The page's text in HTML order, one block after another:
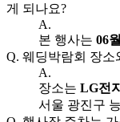
게 되나요?
A.
본 행사는 06
Q. 웨딩박람회 장소
A.
장소는 LG전
서울 광진구